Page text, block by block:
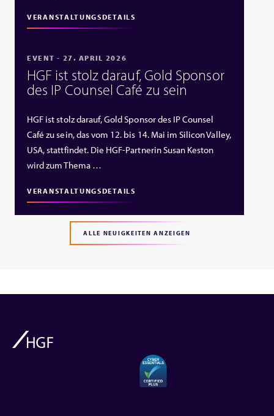
VERANSTALTUNGSDETAILS
EVENT - 27. APRIL 2026
HGF ist stolz darauf, Gold Sponsor
des IP Counsel Café zu sein
HGF ist stolz darauf, Gold Sponsor des IP Counsel
Café zu sein, das vom 12. bis 14. Mai im Silicon Valley,
USA, stattfindet. Die HGF‑Partnerin Susan Keston
wird zum Thema …
VERANSTALTUNGSDETAILS
ALLE NEUIGKEITEN ANZEIGEN